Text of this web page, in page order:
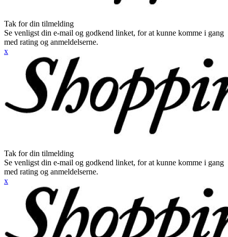
Tak for din tilmelding
Se venligst din e-mail og godkend linket, for at kunne komme i gang
med rating og anmeldelserne.
x
Tak for din tilmelding
Se venligst din e-mail og godkend linket, for at kunne komme i gang
med rating og anmeldelserne.
x